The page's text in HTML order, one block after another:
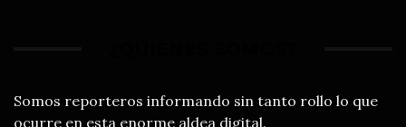
Somos reporteros informando sin tanto rollo lo que
ocurre en esta enorme aldea digital.